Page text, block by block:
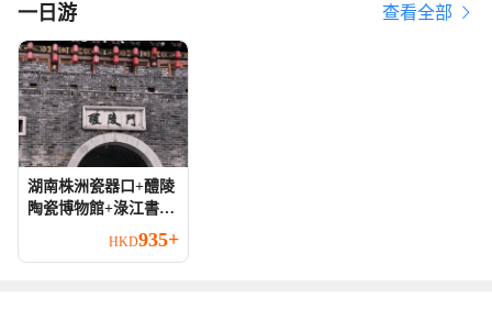
一日游 查看全部
湖南株洲瓷器口+醴陵
陶瓷博物館+淥江書院
一日遊 可提供中英文
HKD935+